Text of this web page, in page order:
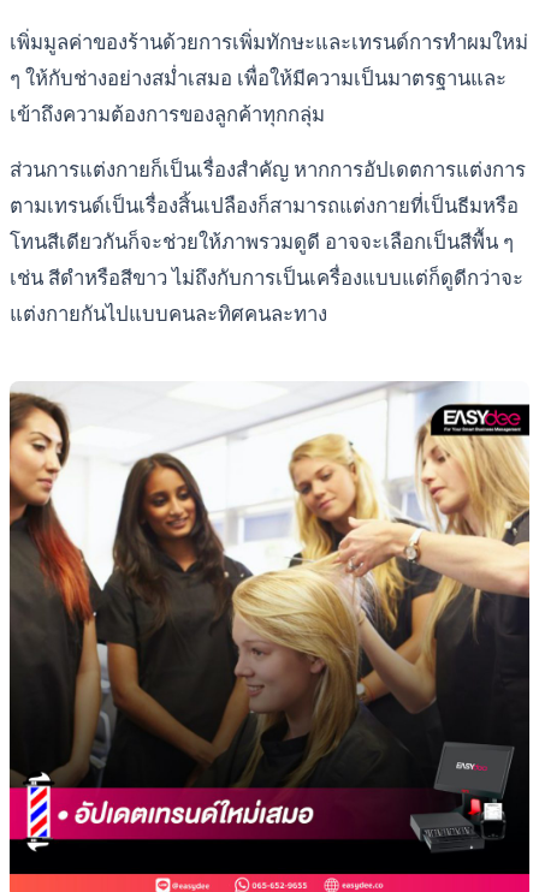
เพิ่มมูลค่าของร้านด้วยการเพิ่มทักษะและเทรนด์การทำผมใหม่
ๆ ให้กับช่างอย่างสม่ำเสมอ เพื่อให้มีความเป็นมาตรฐานและ
เข้าถึงความต้องการของลูกค้าทุกกลุ่ม
ส่วนการแต่งกายก็เป็นเรื่องสำคัญ หากการอัปเดตการแต่งการ
ตามเทรนด์เป็นเรื่องสิ้นเปลืองก็สามารถแต่งกายที่เป็นธีมหรือ
โทนสีเดียวกันก็จะช่วยให้ภาพรวมดูดี อาจจะเลือกเป็นสีพื้น ๆ
เช่น สีดำหรือสีขาว ไม่ถึงกับการเป็นเครื่องแบบแต่ก็ดูดีกว่าจะ
แต่งกายกันไปแบบคนละทิศคนละทาง